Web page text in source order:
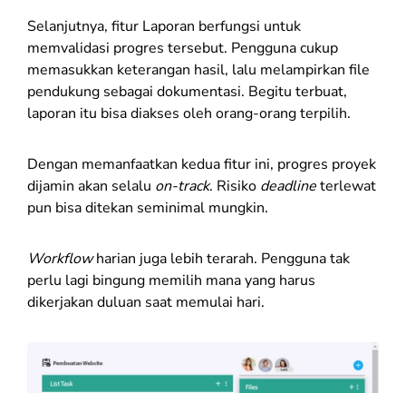
Selanjutnya, fitur Laporan berfungsi untuk
memvalidasi progres tersebut. Pengguna cukup
memasukkan keterangan hasil, lalu melampirkan file
pendukung sebagai dokumentasi. Begitu terbuat,
laporan itu bisa diakses oleh orang-orang terpilih.
Dengan memanfaatkan kedua fitur ini, progres proyek
dijamin akan selalu on-track. Risiko deadlineterlewat
pun bisa ditekan seminimal mungkin.
Workflowharian juga lebih terarah. Pengguna tak
perlu lagi bingung memilih mana yang harus
dikerjakan duluan saat memulai hari.